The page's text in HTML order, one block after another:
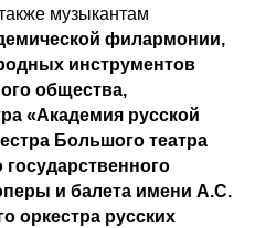
музыкантам
филармонии,
инструментов
общества,
«Академия русской
Большого театра
и балета имени А.С.
оркестра русских